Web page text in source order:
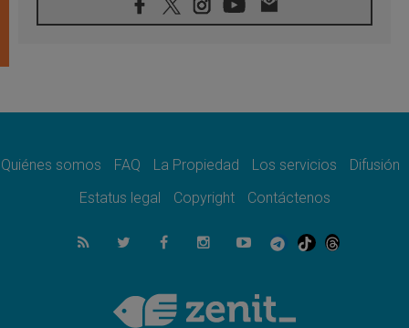
06.08.2026
Cardenal Parolin: La paz comienza con la
06.08.2026
06.08.2026
«Hoy nos sentimos Iglesia»
Líbano: Reanudan los coloquios en Roma en
medio de tensiones y ataques en el sur del
Hiroshima y Nagasaki, 81 años después.
Comienzan "Diez Días Oración por la Paz"
Quiénes somos FAQ La Propiedad Los servicios
Difusión
Estatus legal
Copyright Contáctenos